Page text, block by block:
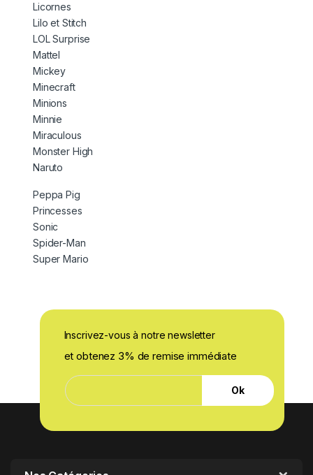
Licornes
Lilo et Stitch
LOL Surprise
Mattel
Mickey
Minecraft
Minions
Minnie
Miraculous
Monster High
Naruto
Peppa Pig
Princesses
Sonic
Spider-Man
Super Mario
Inscrivez-vous à notre newsletter
et obtenez 3% de remise immédiate
-
m
l
m
E
-
m
i
Ok